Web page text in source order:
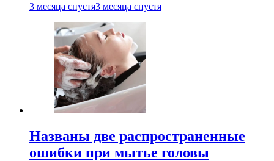
3 месяца спустя3 месяца спустя
Названы две распространенные
ошибки при мытье головы